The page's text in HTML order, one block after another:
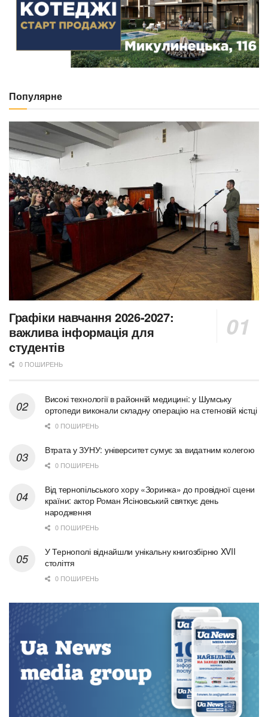
Популярне
Графіки навчання 2026-2027:
важлива інформація для
студентів
0 ПОШИРЕНЬ
Високі технології в районній медицині: у Шумську
ортопеди виконали складну операцію на стегновій кістці
0 ПОШИРЕНЬ
Втрата у ЗУНУ: університет сумує за видатним колегою
0 ПОШИРЕНЬ
Від тернопільського хору «Зоринка» до провідної сцени
країни: актор Роман Ясіновський святкує день
народження
0 ПОШИРЕНЬ
У Тернополі віднайшли унікальну книгозбірню XVII
століття
0 ПОШИРЕНЬ